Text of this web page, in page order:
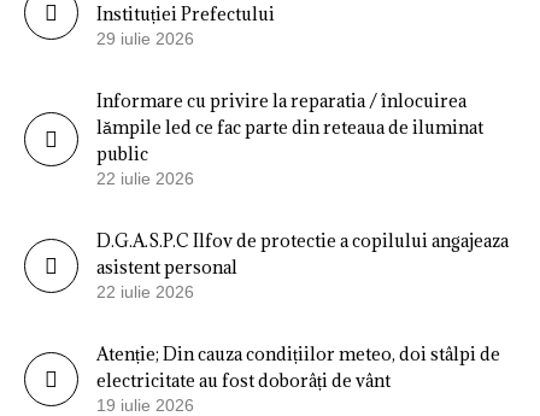
Instituției Prefectului
29 iulie 2026
Informare cu privire la reparatia / înlocuirea
lămpile led ce fac parte din reteaua de iluminat
public
22 iulie 2026
D.G.A.S.P.C Ilfov de protectie a copilului angajeaza
asistent personal
22 iulie 2026
Atenție; Din cauza condițiilor meteo, doi stâlpi de
electricitate au fost doborâți de vânt
19 iulie 2026